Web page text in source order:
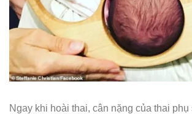
Ngay khi hoài thai, cân nặng của thai phụ